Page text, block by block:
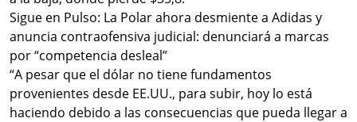
Sigue en Pulso: La Polar ahora desmiente a Adidas y
anuncia contraofensiva judicial: denunciará a marcas
por “competencia desleal”
“A pesar que el dólar no tiene fundamentos
provenientes desde EE.UU., para subir, hoy lo está
haciendo debido a las consecuencias que pueda llegar a